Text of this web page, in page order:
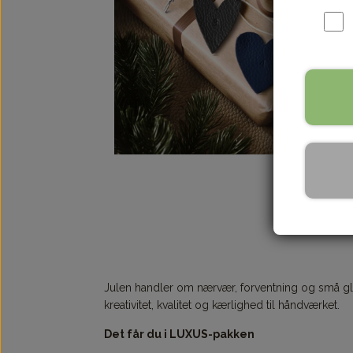
Julen handler om nærvær, forventning og små
kreativitet, kvalitet og kærlighed til håndværket.
Det får du i LUXUS-pakken